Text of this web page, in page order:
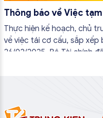
Thông báo về Việc
điện tử
Thực hiện kế hoạch, chủ
về việc tái cơ cấu, sắp xếp
26/02/2025, Bộ Tài chính
cơ cấu tổ chức của Cục